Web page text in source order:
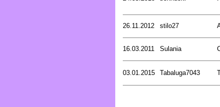
26.11.2012 stilo27
16.03.2011 Sulania
03.01.2015 Tabaluga7043